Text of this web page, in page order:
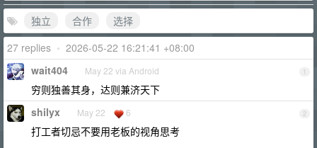
独立 合作
选择
27 replies • 2026-05-22 16:21:41 +08:00
1
wait404 May 22 via Android
穷则独善其身，达则兼济天下
2
shilyx May 22 6
打工者切忌不要用老板的视角思考